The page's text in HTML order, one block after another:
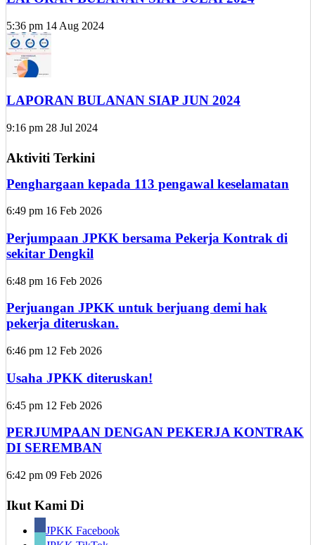
5:36 pm 14 Aug 2024
LAPORAN BULANAN SIAP JUN 2024
9:16 pm 28 Jul 2024
Aktiviti Terkini
Penghargaan kepada 113 pengawal keselamatan
6:49 pm 16 Feb 2026
Perjumpaan JPKK bersama Pekerja Kontrak di
sekitar Dengkil
6:48 pm 16 Feb 2026
Perjuangan JPKK untuk berjuang demi hak
pekerja diteruskan.
6:46 pm 12 Feb 2026
Usaha JPKK diteruskan!
6:45 pm 12 Feb 2026
PERJUMPAAN DENGAN PEKERJA KONTRAK
DI SEREMBAN
6:42 pm 09 Feb 2026
Ikut Kami Di
JPKK Facebook